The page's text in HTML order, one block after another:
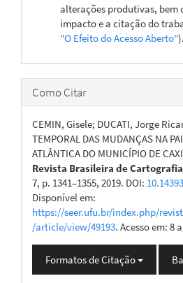
alterações produtivas, bem
impacto e a citação do
"O Efeito do Acesso Aberto").
Como Citar
CEMIN, Gisele; DUCATI, Jorge
TEMPORAL DAS MUDANÇAS NA
ATLÂNTICA DO MUNICÍPIO DE
Revista Brasileira de Cartografia
7, p. 1341–1355, 2019. DOI:
Disponível em:
https://seer.ufu.br/index.php/
/article/view/49193. Acesso em: 8
Formatos de Citação